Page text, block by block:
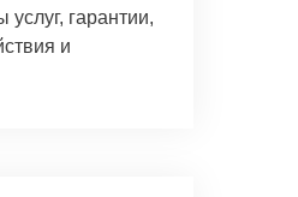
гарантии,
и